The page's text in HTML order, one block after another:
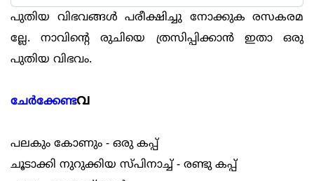
പുതിയ വിഭവങ്ങള്‍ പരീക്ഷിച്ചു നോക്കുക രസകരമ
ല്ലേ. നാവിന്‍റെ രുചിയെ ത്രസിപ്പിക്കാന്‍ ഇതാ ഒരു
പുതിയ വിഭവം.
ചേര്‍ക്കേണ്ടവ
പലകും കോണും - ഒരു കപ്പ്
ചൂടാക്കി നുറുക്കിയ സ്പിനാച്ച് - രണ്ടു കപ്പ്